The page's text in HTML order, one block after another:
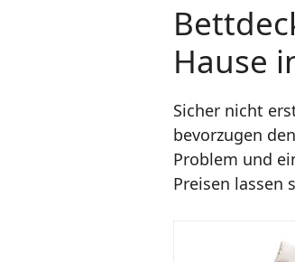
Hause
Sicher nicht
bevorzugen
Problem und
Preisen lassen